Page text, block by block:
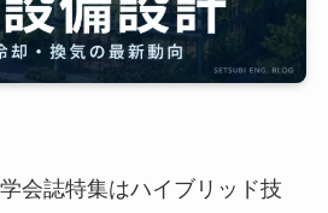
会誌特集はハイブリッド技